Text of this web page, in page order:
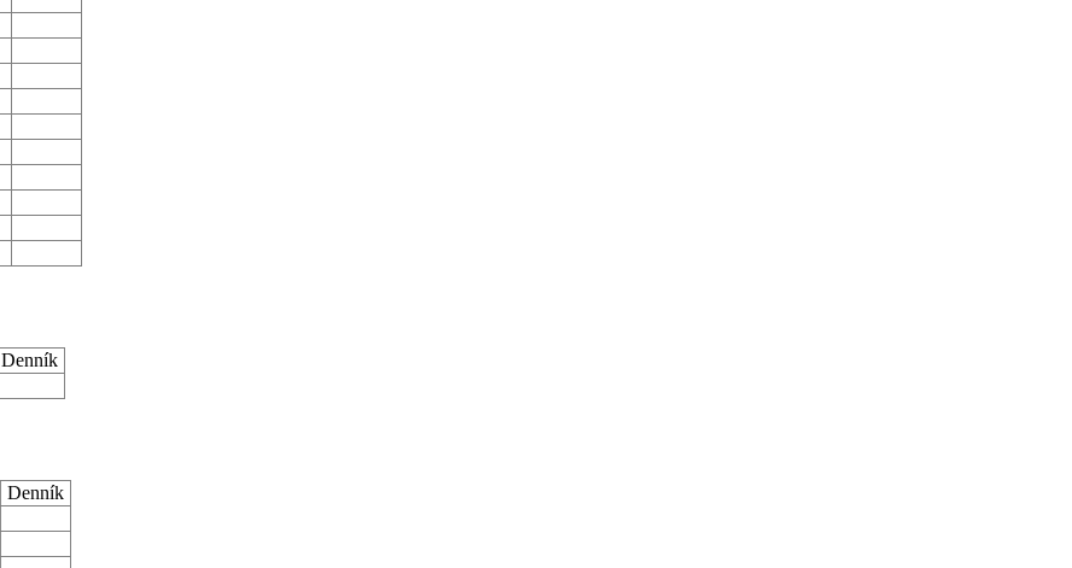
Denník
Denník